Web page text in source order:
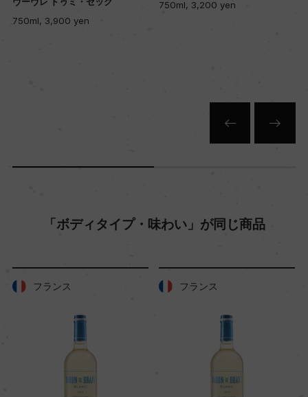
白
キャップの仕様
750ml, 3,900 yen
750ml, 3,200 yen
「ボディタイプ・味わい」が同じ商品
フランス フランス